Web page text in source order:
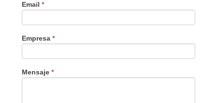
Email *
Empresa *
Mensaje *